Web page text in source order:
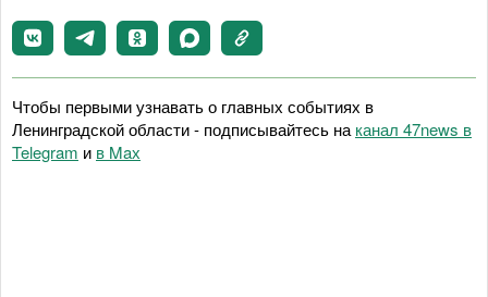
Чтобы первыми узнавать о главных событиях в
Ленинградской области - подписывайтесь на канал 47news в
Telegram и в Maх